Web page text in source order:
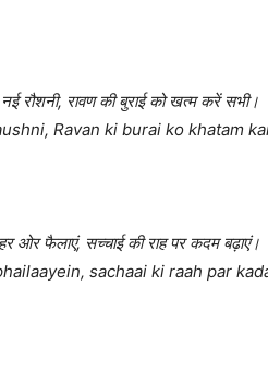
नई रौशनी, रावण की बुराई को खत्म करें सभी।
Ravan ki burai ko khatam
ओर फैलाएं, सच्चाई की राह पर कदम बढ़ाएं।
sachaai ki raah par